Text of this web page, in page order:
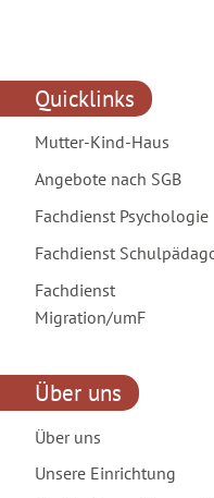
Quicklinks
Mutter-Kind-Haus
Angebote nach SGB
Fachdienst Psychologie
Fachdienst
Fachdienst
Migration/umF
Über uns
Über uns
Unsere Einrichtung